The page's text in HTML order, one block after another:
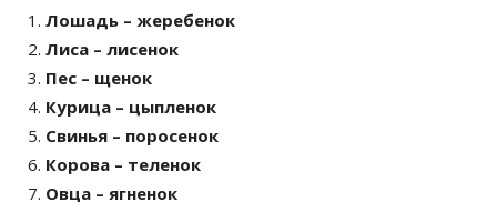
Лошадь – жеребенок
Лиса – лисенок
Пес – щенок
Курица – цыпленок
Свинья – поросенок
Корова – теленок
Овца – ягненок